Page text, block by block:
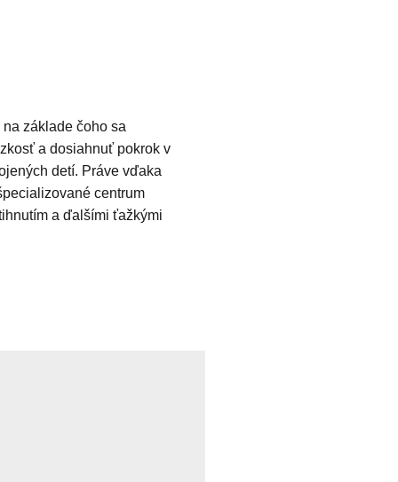
základe čoho sa
a dosiahnuť pokrok v
detí. Práve vďaka
centrum
a ďalšími ťažkými